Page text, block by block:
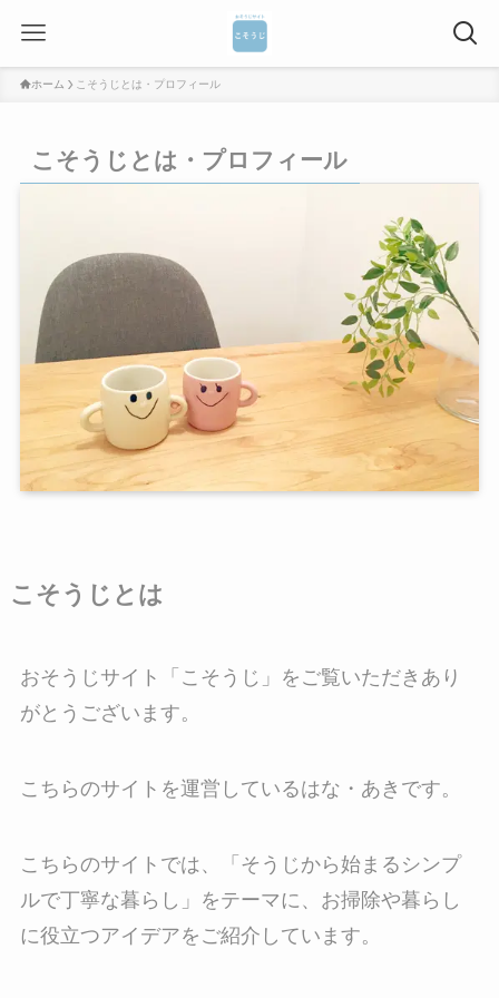
ホーム こそうじとは・プロフィール
こそうじとは・プロフィール
こそうじとは
おそうじサイト「こそうじ」をご覧いただきあり
がとうございます。
こちらのサイトを運営しているはな・あきです。
こちらのサイトでは、「そうじから始まるシンプ
ルで丁寧な暮らし」をテーマに、お掃除や暮らし
に役立つアイデアをご紹介しています。